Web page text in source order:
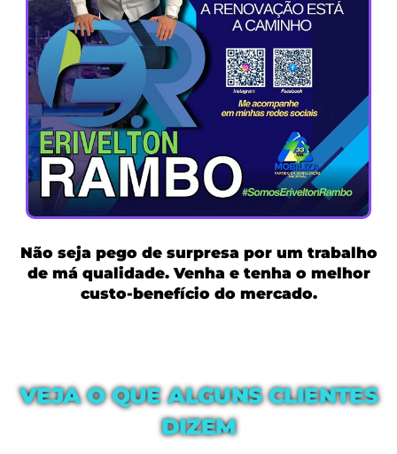
Não seja pego de surpresa por um trabalho
de má qualidade. Venha e tenha o melhor
custo-benefício do mercado.
VEJA O QUE ALGUNS CLIENTES
DIZEM